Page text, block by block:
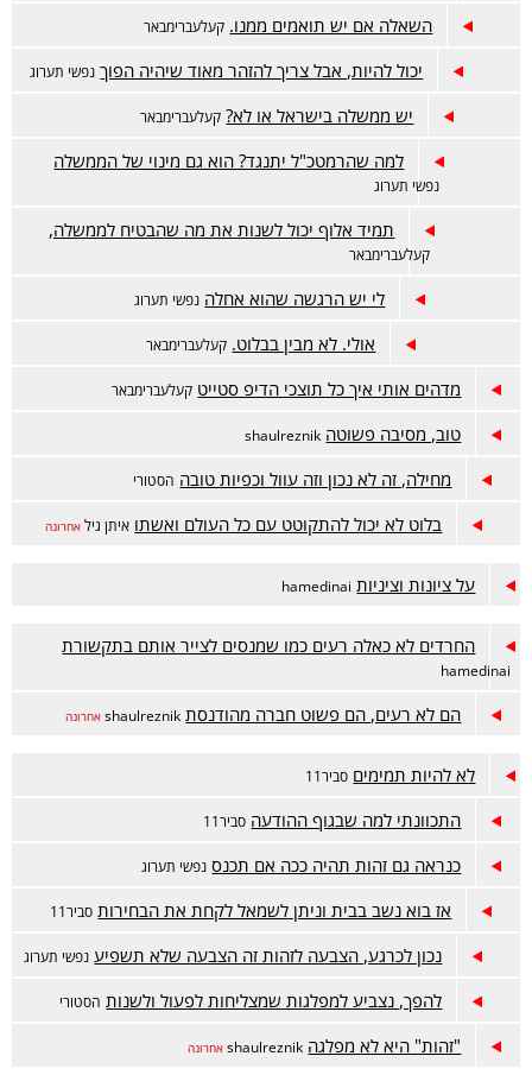
השאלה אם יש תואמים ממנו. קעלעברימבאר
יכול להיות, אבל צריך להזהר מאוד שיהיה הפוך נפשי תערוג
יש ממשלה בישראל או לא? קעלעברימבאר
למה שהרמטכ"ל יתנגד? הוא גם מינוי של הממשלה
נפשי תערוג
תמיד אלוף יכול לשנות את מה שהבטיח לממשלה,
קעלעברימבאר
לי יש הרגשה שהוא אחלה נפשי תערוג
אולי. לא מבין בבלוט. קעלעברימבאר
מדהים אותי איך כל תוצכי הדיפ סטייט קעלעברימבאר
טוב, מסיבה פשוטה shaulreznik
מחילה, זה לא נכון וזה עוול וכפיות טובה הסטורי
בלוט לא יכול להתקוטט עם כל העולם ואשתו איתן גיל אחרונה
על ציונות וציניות hamedinai
החרדים לא כאלה רעים כמו שמנסים לצייר אותם בתקשורת
hamedinai
הם לא רעים, הם פשוט חברה מהודנסת shaulreznik אחרונה
לא להיות תמימים סביר11
התכוונתי למה שבגוף ההודעה סביר11
כנראה גם זהות תהיה ככה אם תכנס נפשי תערוג
אז בוא נשב בבית וניתן לשמאל לקחת את הבחירות סביר11
נכון לכרגע, הצבעה לזהות זה הצבעה שלא תשפיע נפשי תערוג
להפך, נצביע למפלגות שמצליחות לפעול ולשנות הסטורי
"זהות" היא לא מפלגה shaulreznik אחרונה